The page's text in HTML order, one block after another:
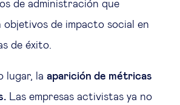
de administración que
de impacto social en
de éxito.
lugar, la aparición de métricas
Las empresas activistas ya no